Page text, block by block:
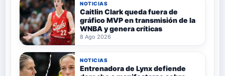
NOTICIAS
Caitlin Clark queda fuera de
gráfico MVP en transmisión de la
WNBA y genera críticas
8 Ago 2026
NOTICIAS
Entrenadora de Lynx defiende